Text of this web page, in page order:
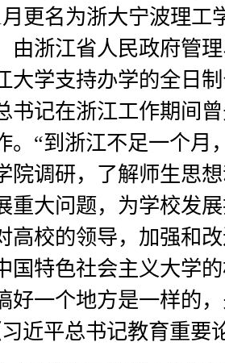
月更名为浙大宁波理工
由浙江省人民政府管
大学支持办学的全日
书记在浙江工作期间
。“到浙江不足一个月
院调研，了解师生思
重大问题，为学校发
高校的领导，加强和
国特色社会主义大学
好一个地方是一样的
近平总书记教育重要